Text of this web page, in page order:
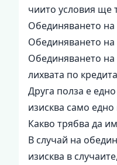
чиито условия ще
Обединяването
Обединяването на
Обединяването на
лихвата по
Друга полза е
изисква само
Какво трябва да
В случай на
изисква в